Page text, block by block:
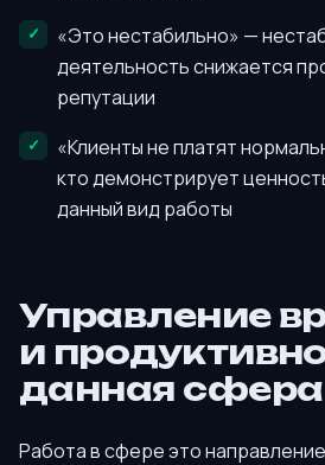
«Это нестабильно» —
деятельность снижается
репутации
«Клиенты не платят
кто демонстрирует
данный вид работы
Управление
и
данная сфера
Работа в сфере это